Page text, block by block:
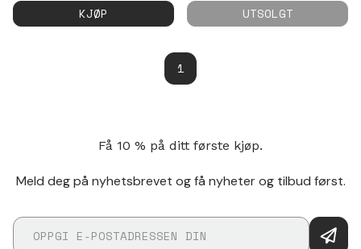
KJØP
UTSOLGT
1
Få 10 % på ditt første kjøp.
Meld deg på nyhetsbrevet og få nyheter og tilbud først.